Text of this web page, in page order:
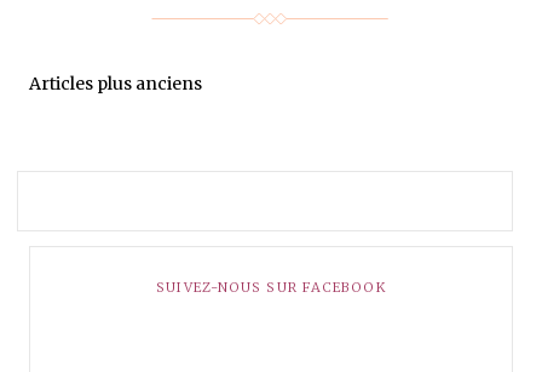
Articles plus anciens
SUIVEZ-NOUS SUR FACEBOOK